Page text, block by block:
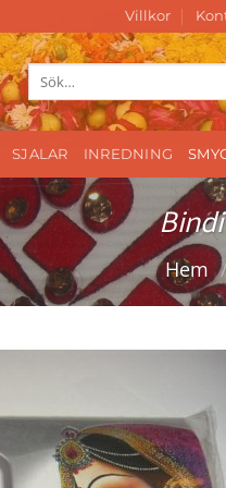
Villkor
Sök
SJALAR INREDNING
Hem